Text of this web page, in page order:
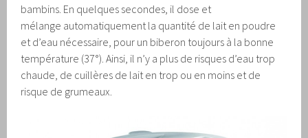
bambins. En quelques secondes, il dose et
mélange automatiquement la quantité de lait en poudre
et d’eau nécessaire, pour un biberon toujours à la bonne
température (37°). Ainsi, il n’y a plus de risques d’eau trop
chaude, de cuillères de lait en trop ou en moins et de
risque de grumeaux.